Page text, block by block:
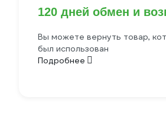
120 дней обмен и
Вы можете вернуть товар,
был использован
Подробнее